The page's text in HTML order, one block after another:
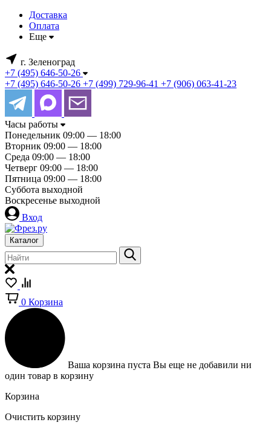
Доставка
Оплата
Еще
г. Зеленоград
+7 (495) 646-50-26
+7 (495) 646-50-26 +7 (499) 729-96-41 +7 (906) 063-41-23
Часы работы
Понедельник 09:00 — 18:00
Вторник 09:00 — 18:00
Среда 09:00 — 18:00
Четверг 09:00 — 18:00
Пятница 09:00 — 18:00
Суббота выходной
Воскресенье выходной
Вход
Каталог
0 Корзина
Ваша корзина пуста Вы еще не добавили ни
один товар в корзину
Корзина
Очистить корзину